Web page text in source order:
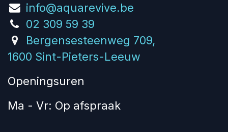
info@aquarevive.be
02 309 59 39
Bergensesteenweg 709,
1600 Sint-Pieters-Leeuw
Openingsuren
Ma - Vr: Op afspraak